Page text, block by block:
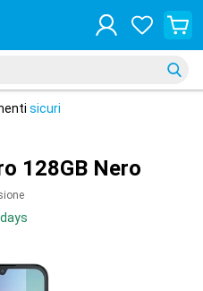
sicuri
128GB Nero